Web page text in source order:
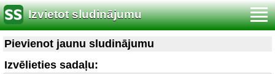
Izvietot sludinājumu
Pievienot jaunu sludinājumu
Izvēlieties sadaļu:
Noteikumi |Saikne ar redaktoru |Www versija